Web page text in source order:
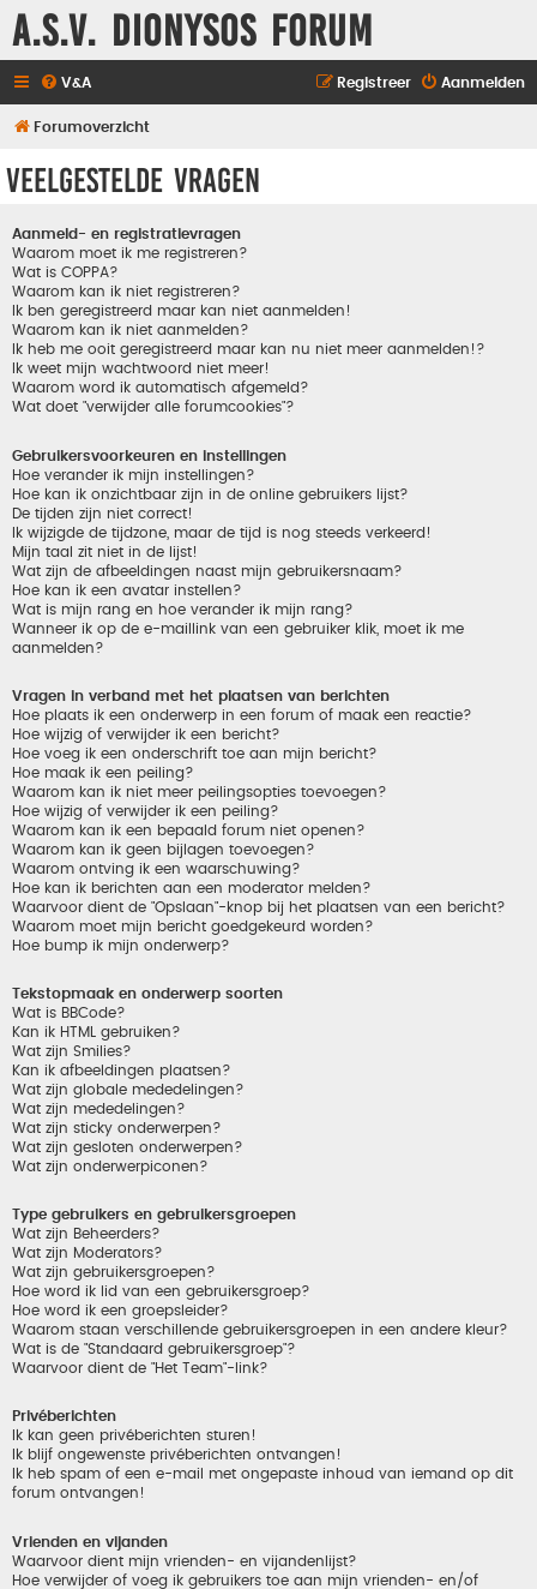
A.S.V. Dionysos Forum
V&A Aanmelden
Registreer
Forumoverzicht
Veelgestelde vragen
Aanmeld- en registratievragen
Waarom moet ik me registreren?
Wat is COPPA?
Waarom kan ik niet registreren?
Ik ben geregistreerd maar kan niet aanmelden!
Waarom kan ik niet aanmelden?
Ik heb me ooit geregistreerd maar kan nu niet meer aanmelden!?
Ik weet mijn wachtwoord niet meer!
Waarom word ik automatisch afgemeld?
Wat doet "verwijder alle forumcookies"?
Gebruikersvoorkeuren en instellingen
Hoe verander ik mijn instellingen?
Hoe kan ik onzichtbaar zijn in de online gebruikers lijst?
De tijden zijn niet correct!
Ik wijzigde de tijdzone, maar de tijd is nog steeds verkeerd!
Mijn taal zit niet in de lijst!
Wat zijn de afbeeldingen naast mijn gebruikersnaam?
Hoe kan ik een avatar instellen?
Wat is mijn rang en hoe verander ik mijn rang?
Wanneer ik op de e-maillink van een gebruiker klik, moet ik me
aanmelden?
Vragen in verband met het plaatsen van berichten
Hoe plaats ik een onderwerp in een forum of maak een reactie?
Hoe wijzig of verwijder ik een bericht?
Hoe voeg ik een onderschrift toe aan mijn bericht?
Hoe maak ik een peiling?
Waarom kan ik niet meer peilingsopties toevoegen?
Hoe wijzig of verwijder ik een peiling?
Waarom kan ik een bepaald forum niet openen?
Waarom kan ik geen bijlagen toevoegen?
Waarom ontving ik een waarschuwing?
Hoe kan ik berichten aan een moderator melden?
Waarvoor dient de "Opslaan"-knop bij het plaatsen van een bericht?
Waarom moet mijn bericht goedgekeurd worden?
Hoe bump ik mijn onderwerp?
Tekstopmaak en onderwerp soorten
Wat is BBCode?
Kan ik HTML gebruiken?
Wat zijn Smilies?
Kan ik afbeeldingen plaatsen?
Wat zijn globale mededelingen?
Wat zijn mededelingen?
Wat zijn sticky onderwerpen?
Wat zijn gesloten onderwerpen?
Wat zijn onderwerpiconen?
Type gebruikers en gebruikersgroepen
Wat zijn Beheerders?
Wat zijn Moderators?
Wat zijn gebruikersgroepen?
Hoe word ik lid van een gebruikersgroep?
Hoe word ik een groepsleider?
Waarom staan verschillende gebruikersgroepen in een andere kleur?
Wat is de "Standaard gebruikersgroep"?
Waarvoor dient de "Het Team"-link?
Privéberichten
Ik kan geen privéberichten sturen!
Ik blijf ongewenste privéberichten ontvangen!
Ik heb spam of een e-mail met ongepaste inhoud van iemand op dit
forum ontvangen!
Vrienden en vijanden
Waarvoor dient mijn vrienden- en vijandenlijst?
Hoe verwijder of voeg ik gebruikers toe aan mijn vrienden- en/of